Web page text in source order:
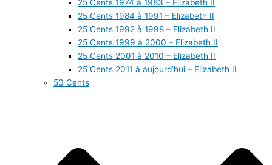
25 Cents 1974 à 1983 – Elizabeth II
25 Cents 1984 à 1991 – Elizabeth II
25 Cents 1992 à 1998 – Elizabeth II
25 Cents 1999 à 2000 – Elizabeth II
25 Cents 2001 à 2010 – Elizabeth II
25 Cents 2011 à aujourd’hui – Elizabeth II
50 Cents